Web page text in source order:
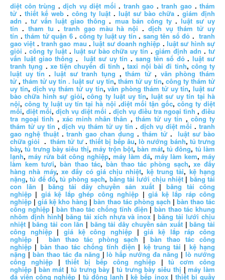
diệt côn trùng .dịch vụ diệt mối . tranh gao .tranh gao .thám
tử. thiết kế web . công ty luật . luật sư bào chữa .giám định
adn .tư vấn luật giao thông. mua bán công ty. luật sư uy
tín . tham tu .tranh gạo màu hà nội .dịch vụ thám tử uy
tín .thám tử quận 6. công ty luật uy tín . sang tên sổ đỏ .tranh
gao việt .tranh gao mau .luật sư doanh nghiệp .luật sư hình sự
giỏi . công ty luật. luật sư bào chữa uy tín .giám định adn .tư
vấn luật giao thông .luật sư uy tín .sang tên sổ đỏ.luật sư
tranh tụng . xe tiện chuyến đi tỉnh ,taxi nội bài đi tỉnh, công ty
luật uy tín .luật sư tranh tụng ,thám tử, văn phòng thám
tử,thám tử uy tín . luật sư uy tín, thám tử uy tín, công ty thám tử
uy tín, dịch vụ thám tử uy tín,văn phòng thám tử uy tín,luật sư
bào chữa hình sự giỏi,công ty luật uy tín, luật sư uy tín tại hà
nội,công ty luật uy tín tại hà nội .diệt mối tận gốc, công ty diệt
mối,diệt mối,dịch vụ diệt mối .dịch vụ điều tra ngoại tình ,điều
tra ngoại tình ,xác minh nhân thân ,thám tử uy tín , công ty
thám tử uy tín ,dịch vụ thám tử uy tín . dịch vụ diệt mối .tranh
gao nghệ thuật.tranh gao chan dung . thám tử.luật sư bào
chữa giỏi .thám tử tư.thiết bị bếp âu,lò nướng bánh, tủ trưng
bày,tủ trưng bày siêu thị,máy trộn bột,bàn mát,tủ đông, tủ làm
lạnh, máy rửa bát công nghiệp, máy làm đá, máy làm kem, máy
làm kem tươi,bàn thao tác,bàn thao tác phòng sạch,xe đẩy
hàng nhà máy, xe đẩy có giá chịu nhiệt, kệ trung tải, kệ hạng
nặng,tủ để đồ,tủ phòng sạch, băng tải lưới chịu nhiệt| băng tải
con lăn | băng tải dây chuyền sản xuất | băng tải công
nghiệp | giá kệ lắp ghép công nghiệp |giá kệ lắp ráp công
nghiệp |giá kệ kho hàng |bàn thao tác phòng sạch | bàn thao tác
công nghiệp|bàn thao tác chống tĩnh điện |bàn thao tác khung
nhôm định hình| băng tải xích nhựa và inox|băng tải lưới chịu
nhiệt |băng tải con lăn | băng tải dây chuyền sản xuất |băng tải
công nghiệp|giá kệ công nghiệp |giá kệ lắp ráp công
nghiệp |bàn thao tác phòng sạch| bàn thao tác công
nghiệp | bàn thao tác chống tĩnh điện | kệ trung tải | kệ hạng
nặng| bàn thao tác đa năng|lò hấp nướng đa năng |lò nướng
công nghiệp|thiết bị bếp công nghiệp|tủ cơm công
nghiệp |bàn mát | tủ trưng bày | tủ trưng bày siêu thị |máy làm
đá viên công nghiệp | tủ đông lạnh |kệ bếp inox| thiết bị quầy